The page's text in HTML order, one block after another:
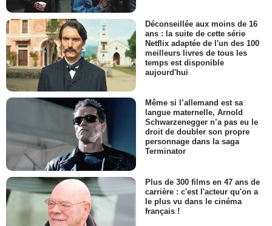
Déconseillée aux moins de 16
ans : la suite de cette série
Netflix adaptée de l'un des 100
meilleurs livres de tous les
temps est disponible
aujourd'hui
Même si l’allemand est sa
langue maternelle, Arnold
Schwarzenegger n’a pas eu le
droit de doubler son propre
personnage dans la saga
Terminator
Plus de 300 films en 47 ans de
carrière : c'est l'acteur qu'on a
le plus vu dans le cinéma
français !